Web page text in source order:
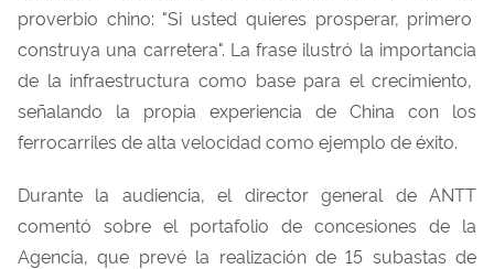
proverbio chino: "Si usted quieres prosperar, primero
construya una carretera". La frase ilustró la importancia
de la infraestructura como base para el crecimiento,
señalando la propia experiencia de China con los
ferrocarriles de alta velocidad como ejemplo deéxito.
Durante la audiencia,el directorgeneral de ANTT
comentó sobre el portafolio de concesiones de la
Agencia, que prevéla realizaciónde 15 subastas de